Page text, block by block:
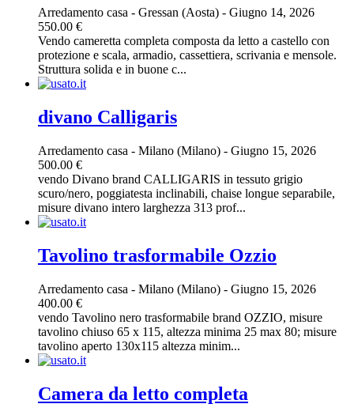
Arredamento casa - Gressan (Aosta) - Giugno 14, 2026
550.00 €
Vendo cameretta completa composta da letto a castello con
protezione e scala, armadio, cassettiera, scrivania e mensole.
Struttura solida e in buone c...
divano Calligaris
Arredamento casa - Milano (Milano) - Giugno 15, 2026
500.00 €
vendo Divano brand CALLIGARIS in tessuto grigio
scuro/nero, poggiatesta inclinabili, chaise longue separabile,
misure divano intero larghezza 313 prof...
Tavolino trasformabile Ozzio
Arredamento casa - Milano (Milano) - Giugno 15, 2026
400.00 €
vendo Tavolino nero trasformabile brand OZZIO, misure
tavolino chiuso 65 x 115, altezza minima 25 max 80; misure
tavolino aperto 130x115 altezza minim...
Camera da letto completa